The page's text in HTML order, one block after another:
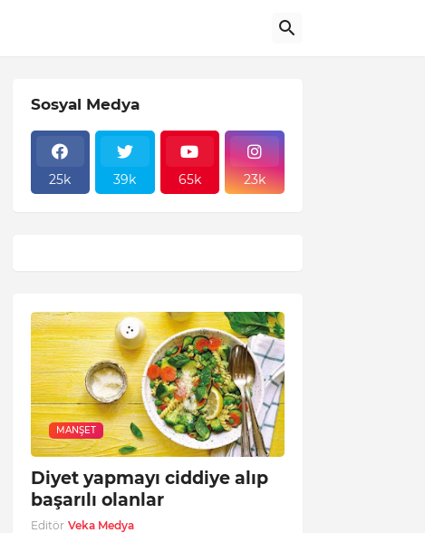
Sosyal Medya
25k 39k 65k 23k
MANŞET
Diyet yapmayı ciddiye alıp
başarılı olanlar
Editör Veka Medya